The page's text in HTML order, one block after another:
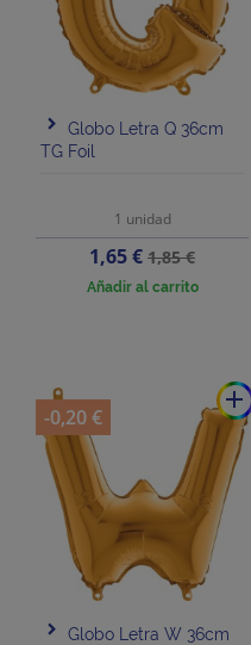
Globo Letra Q 36cm
TG Foil
1 unidad
Precio
1,65 €Precio
base
1,85 €
Añadir al carrito
add
Globo Letra W 36cm
-0,20 €